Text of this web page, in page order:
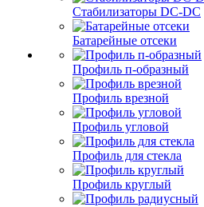
Стабилизаторы DC-DC
Батарейные отсеки
Профиль п-образный
Профиль врезной
Профиль угловой
Профиль для стекла
Профиль круглый